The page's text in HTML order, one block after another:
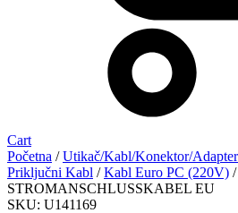
Cart
Početna /Utikač/Kabl/Konektor/Adapter
Priključni Kabl /Kabl Euro PC (220V)
STROMANSCHLUSSKABEL EU
SKU: U141169